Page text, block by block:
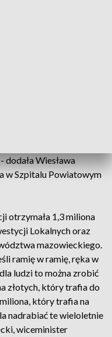
Wiesława
w Szpitalu Powiatowym
otrzymała 1,3 miliona
Lokalnych oraz
mazowieckiego.
ramię w ramię, ręka w
ludzi to można zrobić
złotych, który trafia do
który trafia na
nadrabiać te wieloletnie
wiceminister